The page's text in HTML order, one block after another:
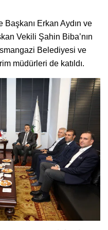
Erkan Aydın ve
Vekili Şahin Biba’nın
Belediyesi ve
müdürleri de katıldı.